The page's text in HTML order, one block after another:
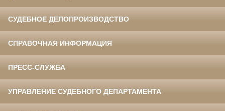
СУДЕБНОЕ ДЕЛОПРОИЗВОДСТВО
СПРАВОЧНАЯ ИНФОРМАЦИЯ
ПРЕСС-СЛУЖБА
УПРАВЛЕНИЕ СУДЕБНОГО ДЕПАРТАМЕНТА